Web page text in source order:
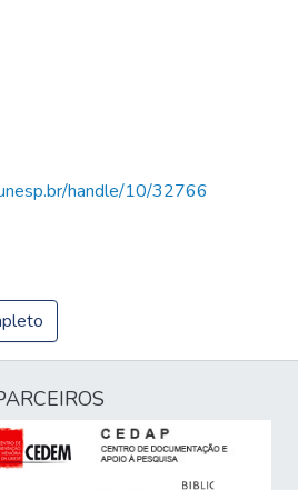
handle/10/32766